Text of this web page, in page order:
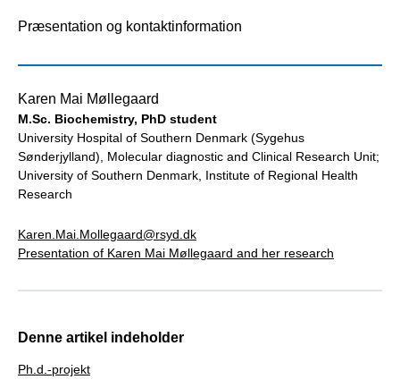
Præsentation og kontaktinformation
Karen Mai Møllegaard
M.Sc. Biochemistry, PhD student
University Hospital of Southern Denmark (Sygehus
Sønderjylland), Molecular diagnostic and Clinical Research Unit;
University of Southern Denmark, Institute of Regional Health
Research
Karen.Mai.Mollegaard@rsyd.dk
Presentation of Karen Mai Møllegaard and her research
Denne artikel indeholder
Ph.d.-projekt